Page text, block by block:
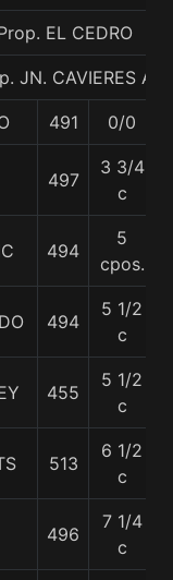
EL CEDRO
JN. CAVIERES A.
491 0/0
497
3 3/4
c
494
5
cpos.
494
5 1/2
c
455
5 1/2
c
513
6 1/2
c
496
7 1/4
c